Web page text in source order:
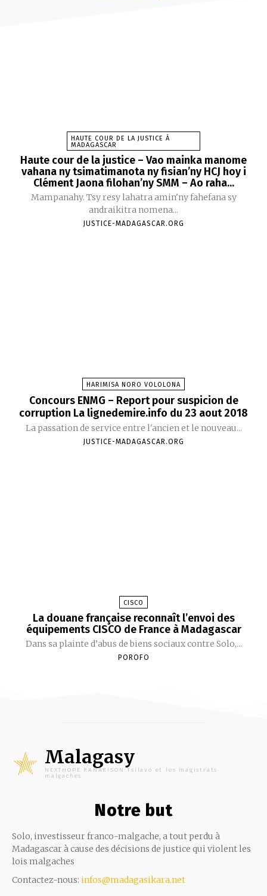
HAUTE COUR DE LA JUSTICE À
MADAGASCAR
Haute cour de la justice – Vao mainka manome
vahana ny tsimatimanota ny fisian’ny HCJ hoy i
Clément Jaona filohan’ny SMM – Ao raha...
Mampanahy. Tsy resy lahatra amin'ny fahefana sy
andraikitra nomena...
JUSTICE-MADAGASCAR.ORG
HARIMISA NORO VOLOLONA
Concours ENMG – Report pour suspicion de
corruption La lignedemire.info du 23 aout 2018
La passation de service entre l'ancien et le nouveau...
JUSTICE-MADAGASCAR.ORG
CISCO
La douane française reconnaît l’envoi des
équipements CISCO de France à Madagascar
Dans sa plainte d’abus de biens sociaux contre Solo,...
POROFO
Malagasy
NEXTHOPE RANARISON Tsilavo et les magistrats
malgaches
Notre but
Solo, investisseur franco-malgache, a tout perdu à
Madagascar à cause des décisions de justice qui violent les
lois malgaches
Contactez-nous: infos@madagasikara.net